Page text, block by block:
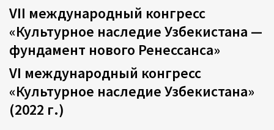
VII международный конгресс
«Культурное наследие Узбекистана —
фундамент нового Ренессанса»
VI международный конгресс
«Культурное наследие Узбекистана»
(2022 г.)